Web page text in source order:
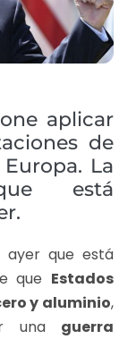
aplicar
de
La
está
ayer que está
que Estados
y aluminio,
una guerra